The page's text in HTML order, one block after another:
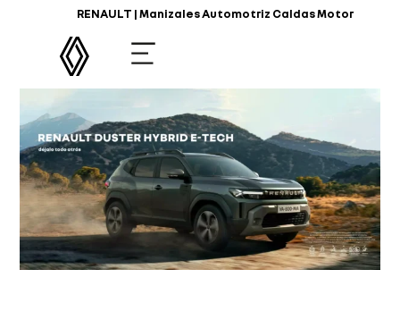
RENAULT | Manizales Automotriz Caldas Motor